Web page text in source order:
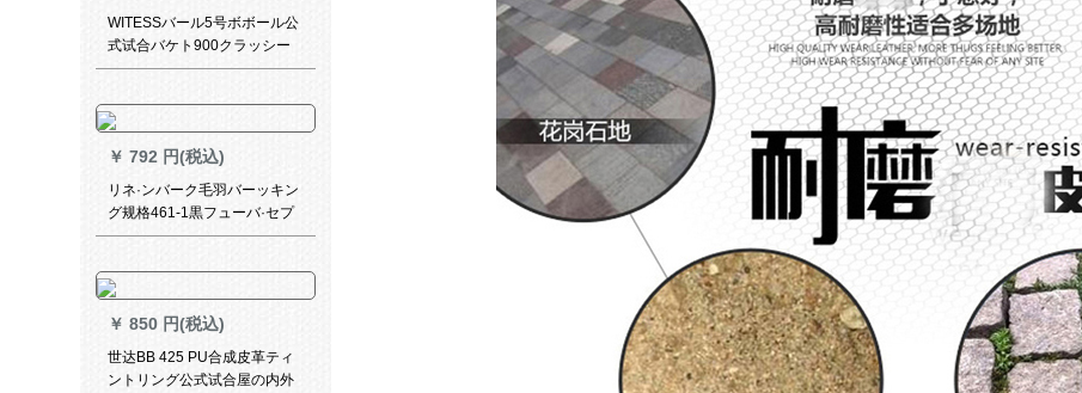
WITESSバール5号ボボール公
式试合バケト900クラッシー
白黒バーク
￥ 792 円(税込)
リネ·ンバーク毛羽バーッキン
グ规格461-1黒フューバ·セプ
ト【配件大礼包】
￥ 850 円(税込)
世达BB 425 PU合成皮革ティ
ントリング公式试合屋の内外